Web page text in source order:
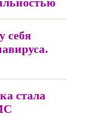
себя
стала